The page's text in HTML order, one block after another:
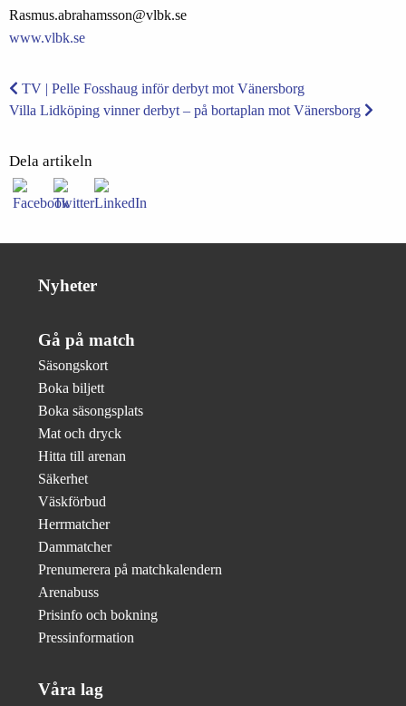
Rasmus.abrahamsson@vlbk.se
www.vlbk.se
TV | Pelle Fosshaug inför derbyt mot Vänersborg
Villa Lidköping vinner derbyt – på bortaplan mot Vänersborg
Dela artikeln
Nyheter
Gå på match
Säsongskort
Boka biljett
Boka säsongsplats
Mat och dryck
Hitta till arenan
Säkerhet
Väskförbud
Herrmatcher
Dammatcher
Prenumerera på matchkalendern
Arenabuss
Prisinfo och bokning
Pressinformation
Våra lag